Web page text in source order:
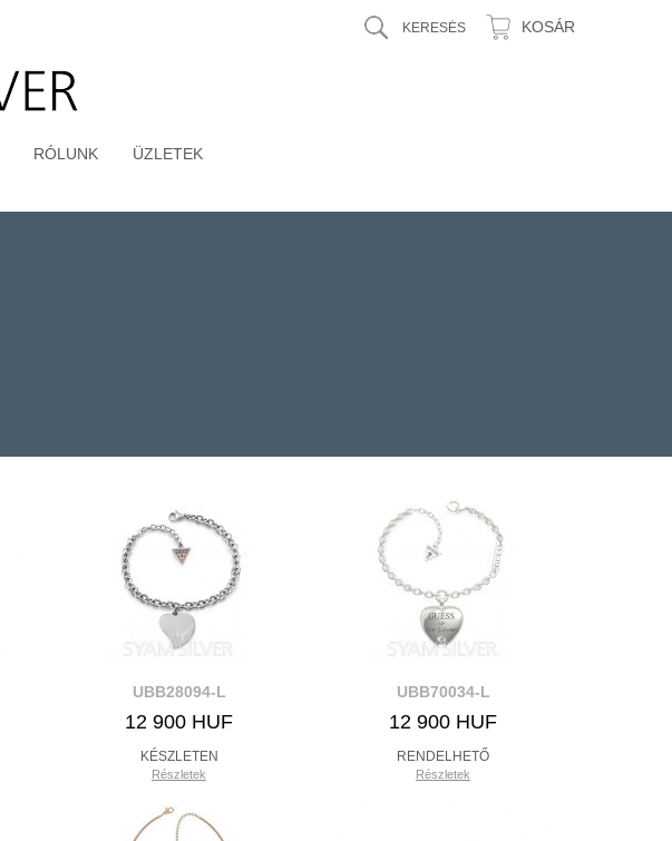
KOSÁR
RÓLUNK ÜZLETEK
UBB28094-L
12 900 HUF
KÉSZLETEN
Részletek
UBB70034-L
12 900 HUF
RENDELHETŐ
Részletek